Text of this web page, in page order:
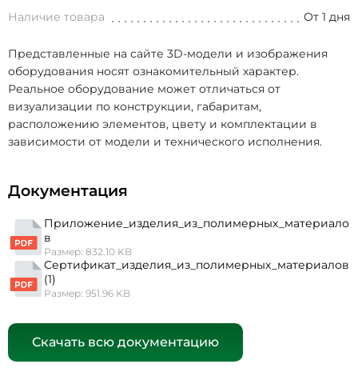
Наличие товара
От 1 дня
Представленные на сайте 3D-модели и изображения
оборудования носят ознакомительный характер.
Реальное оборудование может отличаться от
визуализации по конструкции, габаритам,
расположению элементов, цвету и комплектации в
зависимости от модели и технического исполнения.
Документация
Приложение_изделия_из_полимерных_материало
в
Размер: 832.10 KB
Сертификат_изделия_из_полимерных_материалов
(1)
Размер: 951.96 KB
Скачать всю документацию